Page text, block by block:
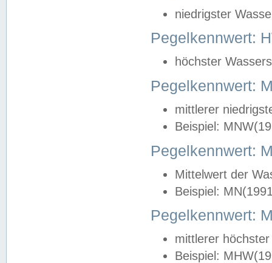
niedrigster
Pegelkennwert:
höchster
Pegelkennwert:
mittlerer
Beispiel:
Pegelkennwert:
Mittelwert der
Beispiel:
Pegelkennwert:
mittlerer
Beispiel: